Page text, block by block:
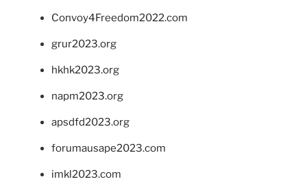
Convoy4Freedom2022.com
grur2023.org
hkhk2023.org
napm2023.org
apsdfd2023.org
forumausape2023.com
imkl2023.com